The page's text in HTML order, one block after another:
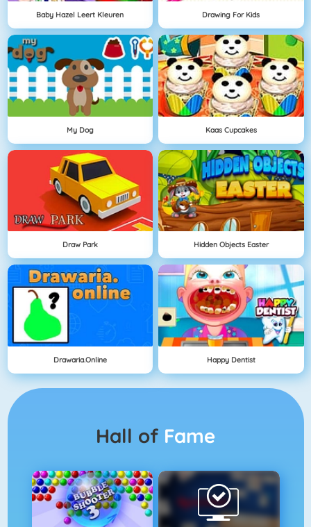
Baby Hazel Leert Kleuren Drawing For Kids
My Dog Kaas Cupcakes
Draw Park Hidden Objects Easter
Drawaria.online Happy Dentist
Hall of Fame